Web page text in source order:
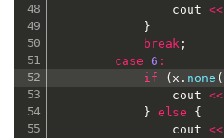
				cout
<<
}
break ;
case
6 :
if
( x . none (
				cout
<<
} else
{
				cout
<<